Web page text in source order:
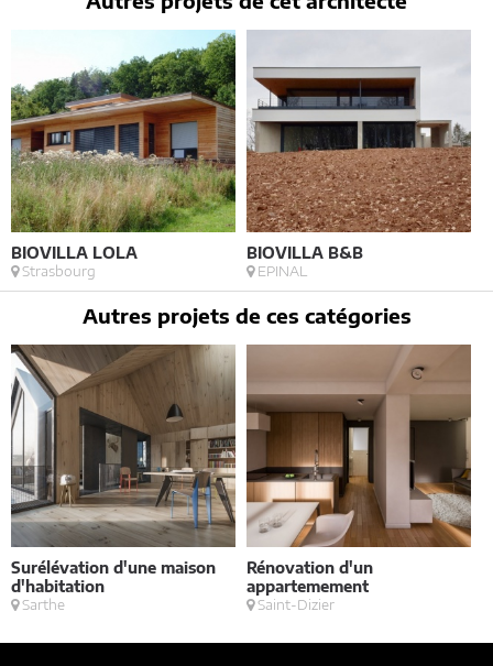
BIOVILLA LOLA
Strasbourg
BIOVILLA B&B
EPINAL
Autres projets de ces catégories
Surélévation d'une maison
d'habitation
Sarthe
Rénovation d'un
appartemement
Saint-Dizier